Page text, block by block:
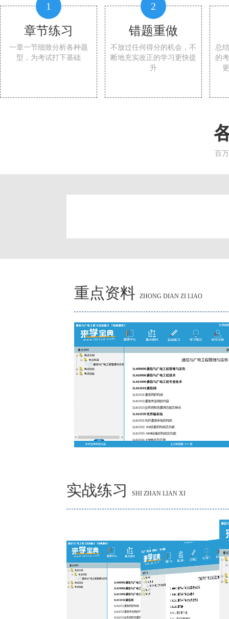
1
章节练习
一章一节细致分析各种题
型，为考试打下基础
2
错题重做
不放过任何得分的机会，不
断地充实改正的学习更快提
升
总
的
百
重点资料 ZHONG DIAN ZI LIAO
实战练习 SHI ZHAN LIAN XI